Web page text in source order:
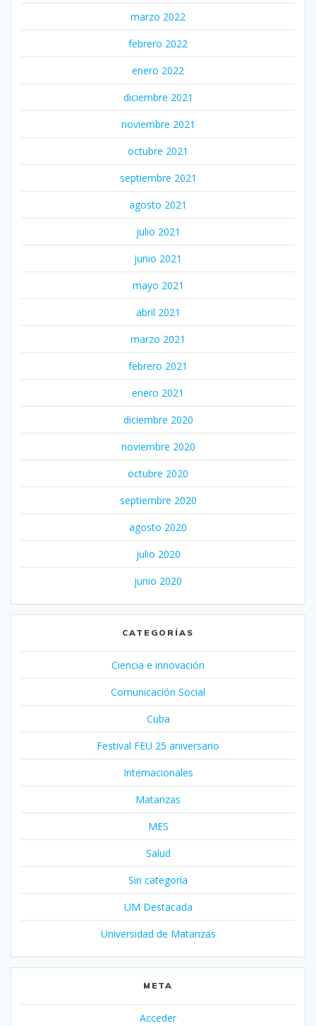
marzo 2022
febrero 2022
enero 2022
diciembre 2021
noviembre 2021
octubre 2021
septiembre 2021
agosto 2021
julio 2021
junio 2021
mayo 2021
abril 2021
marzo 2021
febrero 2021
enero 2021
diciembre 2020
noviembre 2020
octubre 2020
septiembre 2020
agosto 2020
julio 2020
junio 2020
CATEGORÍAS
Ciencia e innovación
Comunicación Social
Cuba
Festival FEU 25 aniversario
Internacionales
Matanzas
MES
Salud
Sin categoría
UM Destacada
Universidad de Matanzas
META
Acceder